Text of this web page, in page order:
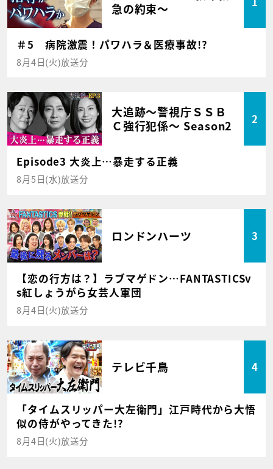
急の約束～
＃5 病院激震！パワハラ＆医療事故!?
8月4日(火)放送分
大追跡～警視庁ＳＳＢ
Ｃ強行犯係～ Season2
2
Episode3 大炎上…暴走する正義
8月5日(水)放送分
ロンドンハーツ 3
【恋の行方は？】ラブマゲドン…FANTASTICSv
s紅しょうがら女芸人軍団
8月4日(火)放送分
テレビ千鳥 4
「タイムスリッパー大左衛門」江戸時代から大悟
似の侍がやってきた!?
8月4日(火)放送分